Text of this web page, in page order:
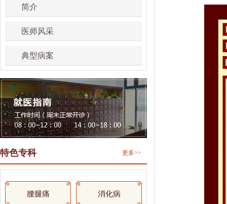
简介
医师风采
典型病案
特色专科 更多>>
腰腿痛 消化病